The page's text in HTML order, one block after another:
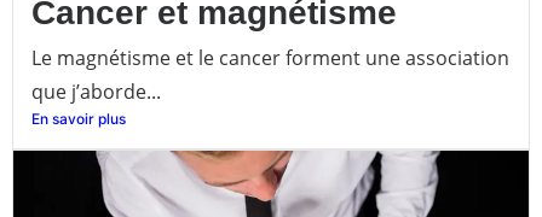
Cancer et magnétisme
Le magnétisme et le cancer forment une association
que j’aborde...
En savoir plus